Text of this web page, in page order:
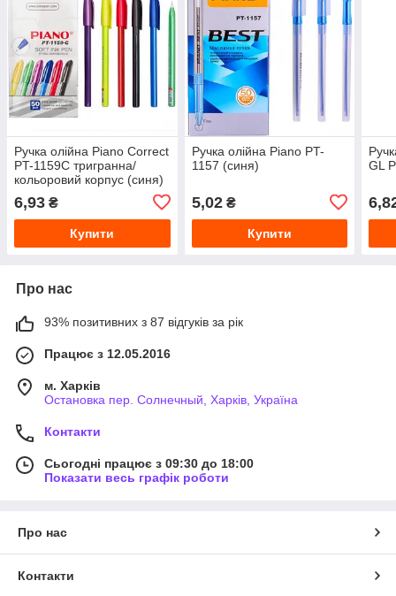
Ручка олійна Piano Correct
PT-1159C тригранна/
кольоровий корпус (синя)
6,93 ₴
Купити
Ручка олійна Piano PT-
1157 (синя)
5,02₴
Купити
GL
Про нас
93% позитивних з 87 відгуків за рік
Працює з 12.05.2016
м. Харків
Остановка пер. Солнечный, Харків, Україна
Контакти
Сьогодні працює з 09:30 до 18:00
Показати весь графік роботи
Про нас
Контакти